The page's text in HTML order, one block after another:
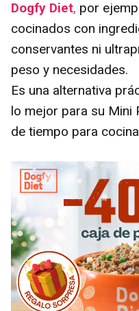
Dogfy Diet, por
cocinados con
conservantes ni
peso y necesidades.
Es una alternativa
lo mejor para su Mini
de tiempo para